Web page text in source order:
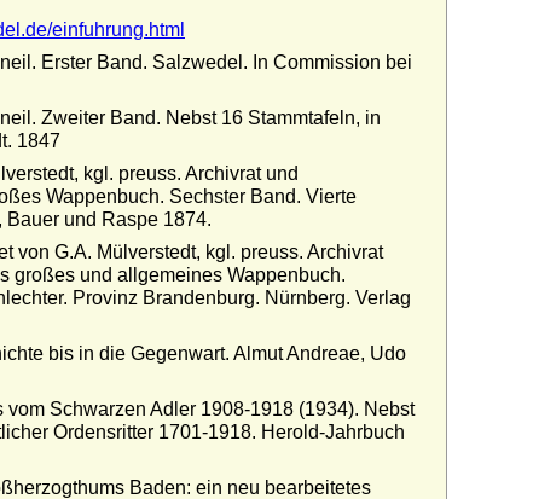
einfuhrung.html
Erster Band. Salzwedel. In Commission bei
Zweiter Band. Nebst 16 Stammtafeln, in
1847
kgl. preuss. Archivrat und
Wappenbuch. Sechster Band. Vierte
und Raspe 1874.
von G.A. Mülverstedt, kgl. preuss. Archivrat
großes und allgemeines Wappenbuch.
Provinz Brandenburg. Nürnberg. Verlag
bis in die Gegenwart. Almut Andreae, Udo
Schwarzen Adler 1908-1918 (1934). Nebst
Ordensritter 1701-1918. Herold-Jahrbuch
Baden: ein neu bearbeitetes